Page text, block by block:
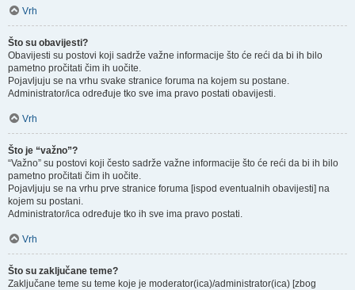
Vrh
Što su obavijesti?
Obavijesti su postovi koji sadrže važne informacije što će reći da bi ih bilo
pametno pročitati čim ih uočite.
Pojavljuju se na vrhu svake stranice foruma na kojem su postane.
Administrator/ica određuje tko sve ima pravo postati obavijesti.
Vrh
Što je “važno”?
“Važno” su postovi koji često sadrže važne informacije što će reći da bi ih bilo
pametno pročitati čim ih uočite.
Pojavljuju se na vrhu prve stranice foruma [ispod eventualnih obavijesti] na
kojem su postani.
Administrator/ica određuje tko ih sve ima pravo postati.
Vrh
Što su zaključane teme?
Zaključane teme su teme koje je moderator(ica)/administrator(ica) [zbog